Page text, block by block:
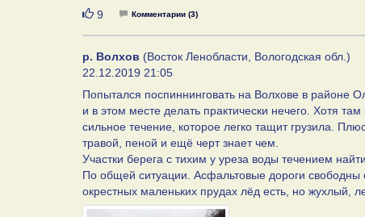
Нравится
9 Комментарии (3)
р. Волхов (Восток Ленобласти, Вологодская обл.)
22.12.2019 21:05
Попытался поспиннинговать на Волхове в районе
и в этом месте делать практически нечего. Хотя
сильное течение, которое легко тащит грузила.
травой, пеной и ещё черт знает чем.
Участки берега с тихим у уреза воды течением
По общей ситуации. Асфальтовые дороги
окрестных маленьких прудах лёд есть, но жухлый,